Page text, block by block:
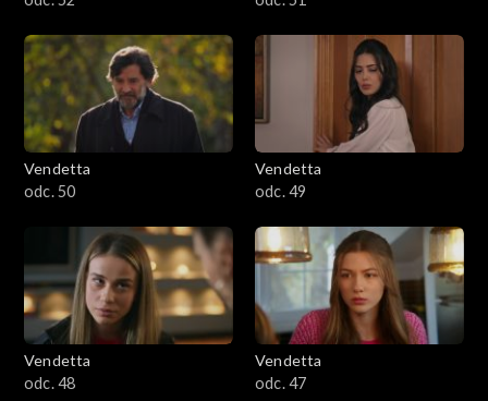
Vendetta
odc. 50
Vendetta
odc. 49
Vendetta
odc. 48
Vendetta
odc. 47